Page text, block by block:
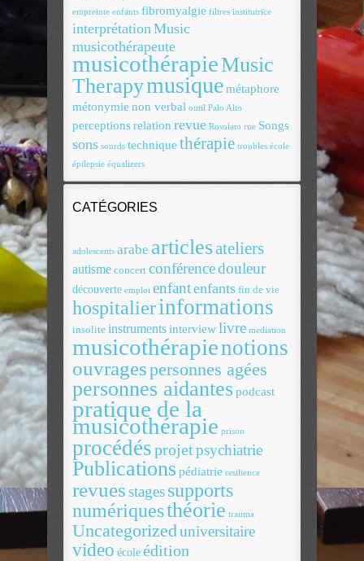
empreinte enfants fibromyalgie filtres institutrice
interprétationMusic
musicothérapeute
musicothérapieMusic
Therapymusiquemétaphore
métonymie non verbal outil Palo Alto
perceptionsrelation revue Rosolato rue Songs
sons sourds technique thérapie troubles école
épilepsie équalizers
CATÉGORIES
adolescents arabe articlesateliers
autisme concert conférencedouleur
découverte emploi enfantenfants fin de vie
hospitalierinformations
insolite instrumentsinterviewlivre mediation
musicothérapienotions
ouvragespersonnes agées
personnes aidantes podcast
pratique de la
musicothérapie prison
procédésprojetpsychiatrie
Publications pédiatrie resilience
revuesstagessupports
numériquesthéorie trauma
Uncategorizeduniversitaire
video école édition